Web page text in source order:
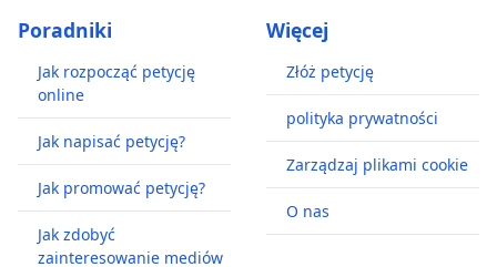
Poradniki
Jak rozpocząć petycję
online
Jak napisać petycję?
Jak promować petycję?
Jak zdobyć
zainteresowanie mediów
Więcej
Złóż petycję
polityka prywatności
Zarządzaj plikami cookie
O nas